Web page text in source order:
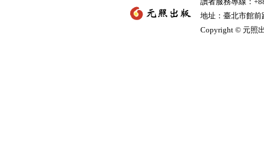
地址：臺北市館
Copyright © 元照